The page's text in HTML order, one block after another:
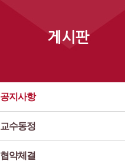
게시판
공지사항
교수동정
협약체결